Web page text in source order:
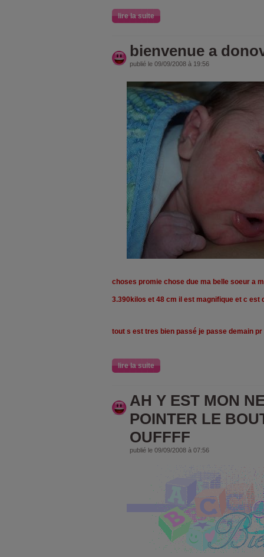
lire la suite
bienvenue a
publié le 09/09/2008 à 19:56
choses promie chose due ma belle soeur a
3.390kilos et 48 cm il est magnifique et c est
tout s est tres bien passé je passe demain
lire la suite
AH Y EST MON
POINTER LE
OUFFFF
publié le 09/09/2008 à 07:56